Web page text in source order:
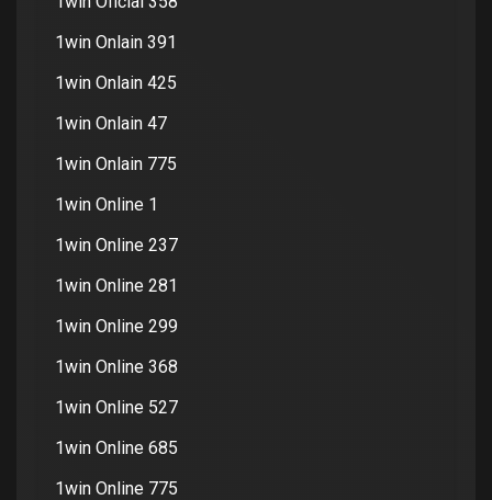
1win Onlain 391
1win Onlain 425
1win Onlain 47
1win Onlain 775
1win Online 1
1win Online 237
1win Online 281
1win Online 299
1win Online 368
1win Online 527
1win Online 685
1win Online 775